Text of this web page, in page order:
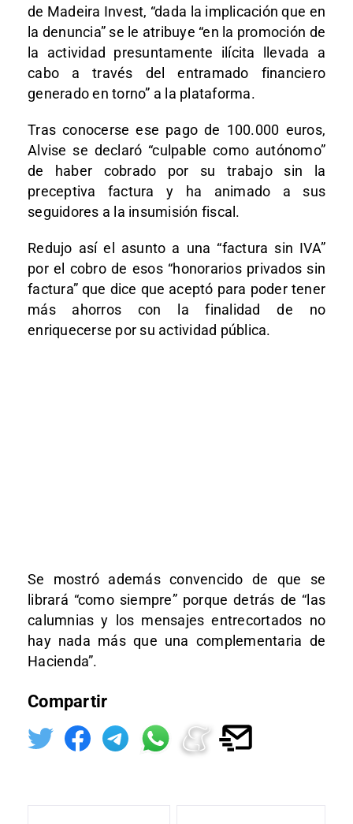
de Madeira Invest, “dada la implicación que en
la denuncia” se le atribuye “en la promoción de
la actividad presuntamente ilícita llevada a
cabo a través del entramado financiero
generado en torno” a la plataforma.
Tras conocerse ese pago de 100.000 euros,
Alvise se declaró “culpable como autónomo”
de haber cobrado por su trabajo sin la
preceptiva factura y ha animado a sus
seguidores a la insumisión fiscal.
Redujo así el asunto a una “factura sin IVA”
por el cobro de esos “honorarios privados sin
factura” que dice que aceptó para poder tener
más ahorros con la finalidad de no
enriquecerse por su actividad pública.
Se mostró además convencido de que se
librará “como siempre” porque detrás de “las
calumnias y los mensajes entrecortados no
hay nada más que una complementaria de
Hacienda”.
Compartir